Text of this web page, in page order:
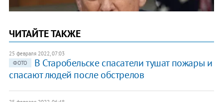
ЧИТАЙТЕ ТАКЖЕ
25 февраля 2022, 07:03
ФОТО
В Старобельске спасатели тушат пожары и
спасают людей после обстрелов